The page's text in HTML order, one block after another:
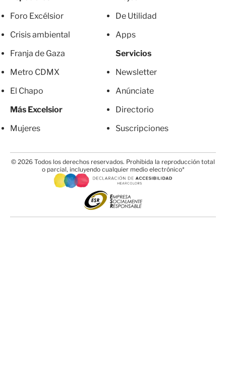
Foro Excélsior
Crisis ambiental
Franja de Gaza
Metro CDMX
El Chapo
Más Excelsior
Mujeres
De Utilidad
Apps
Servicios
Newsletter
Anúnciate
Directorio
Suscripciones
© 2026 Todos los derechos reservados. Prohibida la reproducción total
o parcial, incluyendo cualquier medio electrónico*